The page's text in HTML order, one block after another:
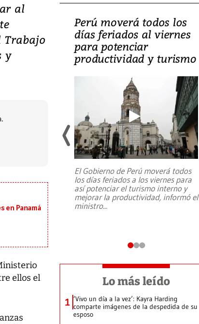
al
Trabajo
y
en Panamá
ellos el
su
y
su
Perú moverá todos los
días feriados al viernes
para potenciar
productividad y turismo
El Gobierno de Perú moverá todos
los días feriados a los viernes para
así potenciar el turismo interno y
mejorar la productividad, informó el
ministro...
Lo más leído
1 ‘Vivo un día a la vez’: Kayra Harding
comparte imágenes de la despedida de su
esposo